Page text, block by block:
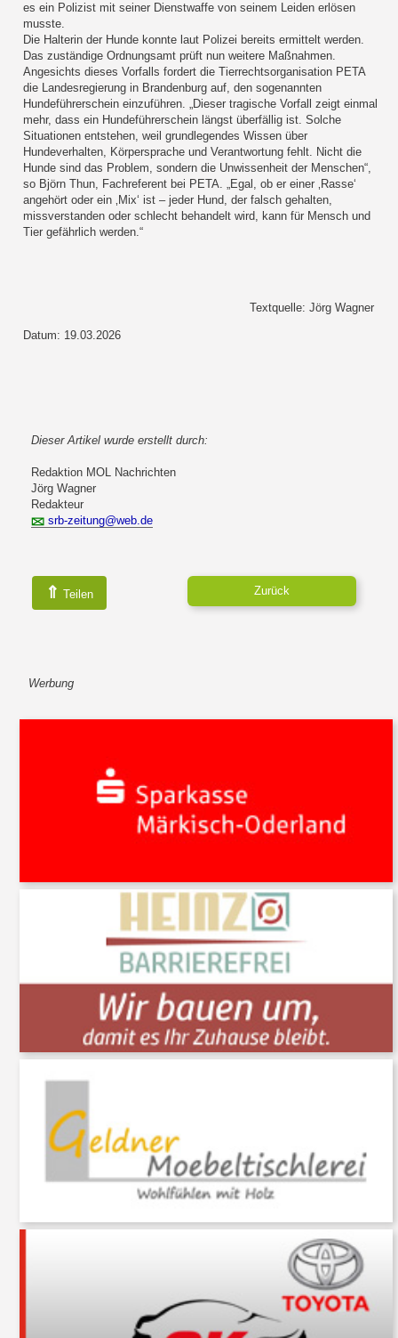
es ein Polizist mit seiner Dienstwaffe von seinem Leiden erlösen
musste.
Die Halterin der Hunde konnte laut Polizei bereits ermittelt werden.
Das zuständige Ordnungsamt prüft nun weitere Maßnahmen.
Angesichts dieses Vorfalls fordert die Tierrechtsorganisation PETA
die Landesregierung in Brandenburg auf, den sogenannten
Hundeführerschein einzuführen. „Dieser tragische Vorfall zeigt einmal
mehr, dass ein Hundeführerschein längst überfällig ist. Solche
Situationen entstehen, weil grundlegendes Wissen über
Hundeverhalten, Körpersprache und Verantwortung fehlt. Nicht die
Hunde sind das Problem, sondern die Unwissenheit der Menschen“,
so Björn Thun, Fachreferent bei PETA. „Egal, ob er einer ‚Rasse‘
angehört oder ein ‚Mix‘ ist – jeder Hund, der falsch gehalten,
missverstanden oder schlecht behandelt wird, kann für Mensch und
Tier gefährlich werden.“
Textquelle: Jörg Wagner
Datum: 19.03.2026
Dieser Artikel wurde erstellt durch:
Redaktion MOL Nachrichten
Jörg Wagner
Redakteur
srb-zeitung@web.de
⇑ Teilen Zurück
Werbung